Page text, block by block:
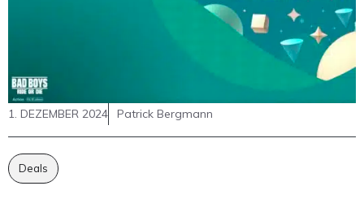
1. DEZEMBER 2024 Patrick Bergmann
Deals